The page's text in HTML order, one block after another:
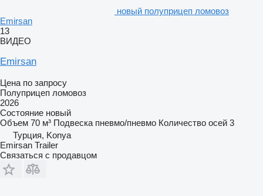
новый полуприцеп ломовоз
Emirsan
13
ВИДЕО
Emirsan
Цена по запросу
Полуприцеп ломовоз
2026
Состояние новый
Объем 70 м³ Подвеска пневмо/пневмо Количество осей 3
Турция, Konya
Emirsan Trailer
Связаться с продавцом